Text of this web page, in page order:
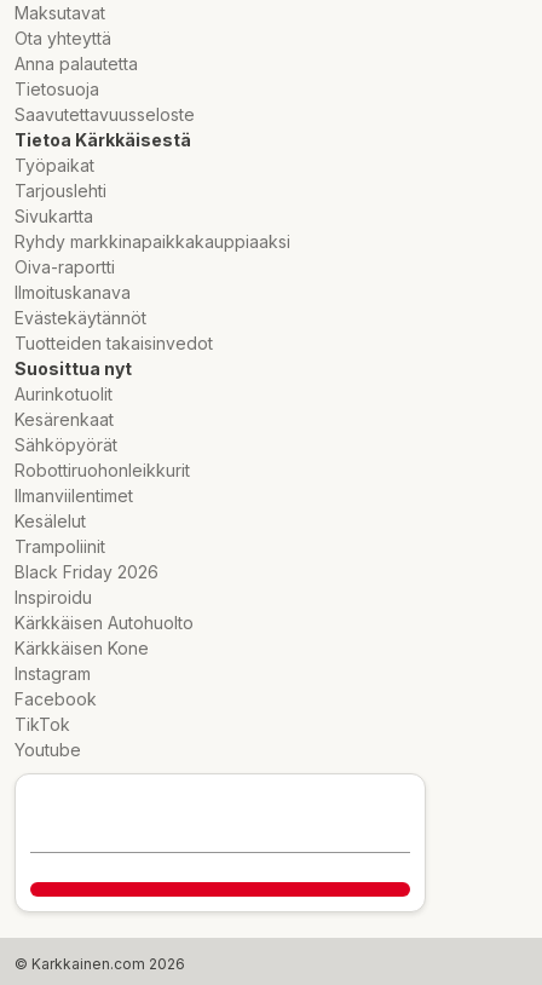
Maksutavat
Ota yhteyttä
Anna palautetta
Tietosuoja
Saavutettavuusseloste
Tietoa Kärkkäisestä
Työpaikat
Tarjouslehti
Sivukartta
Ryhdy markkinapaikkakauppiaaksi
Oiva-raportti
Ilmoituskanava
Evästekäytännöt
Tuotteiden takaisinvedot
Suosittua nyt
Aurinkotuolit
Kesärenkaat
Sähköpyörät
Robottiruohonleikkurit
Ilmanviilentimet
Kesälelut
Trampoliinit
Black Friday 2026
Inspiroidu
Kärkkäisen Autohuolto
Kärkkäisen Kone
Instagram
Facebook
TikTok
Youtube
© Karkkainen.com 2026